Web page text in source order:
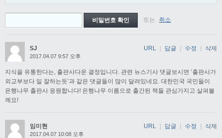
또는 취소
SJ
2017.04.07 9:57 오후
지식을 유통한다는, 출판사다운 결정입니다. 관련 뉴스기사 댓글보시면 ‘출판사가
외교부보다 일 잘하는듯’과 같은 댓글들이 많이 달려있네요. 대한민국 국민들이
은행나무 출판사 응원합니다! 은행나무 이름으로 출간된 책들 관심가지고 살펴볼
께요!
URL 답글 수정 삭제
임미현
2017.04.07 10:08 오후
URL 답글 수정 삭제